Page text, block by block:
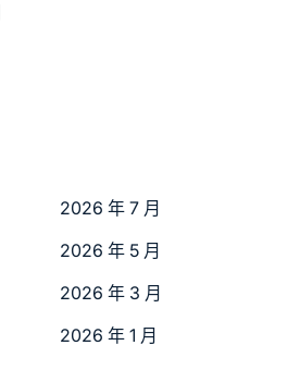
2026 年 7 月
2026 年 5 月
2026 年 3 月
2026 年 1 月